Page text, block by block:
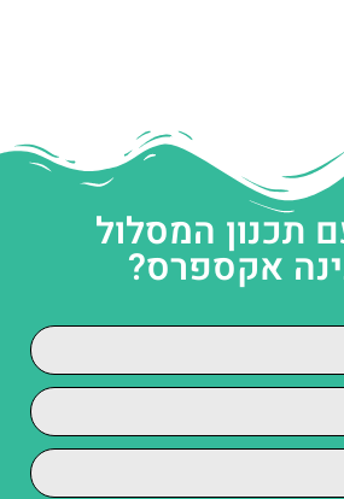
תכנון המסלול
אקספרס?